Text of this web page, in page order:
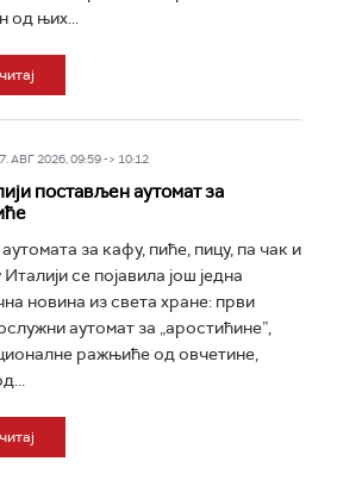
од њих...
АВГ 2026, 09:59 -> 10:12
постављен аутомат за
за кафу, пиће, пицу, па чак и
Италији се појавила још једна
новина из света хране: први
аутомат за „аростићине”,
ражњиће од овчетине,